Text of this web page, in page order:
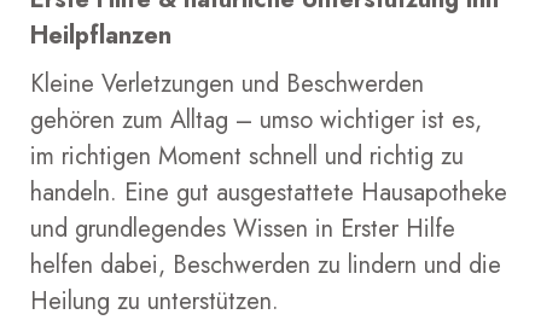
Heilpflanzen
Kleine Verletzungen und Beschwerden
gehören zum Alltag – umso wichtiger ist es,
im richtigen Moment schnell und richtig zu
handeln. Eine gut ausgestattete Hausapotheke
und grundlegendes Wissen in Erster Hilfe
helfen dabei, Beschwerden zu lindern und die
Heilung zu unterstützen.